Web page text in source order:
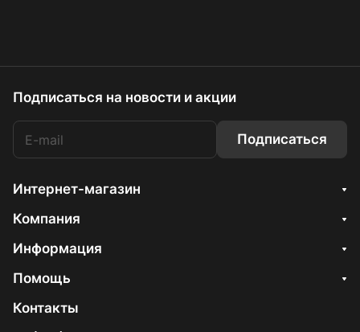
Подписаться на новости и акции
Подписаться
Интернет-магазин
Компания
Информация
Помощь
Контакты